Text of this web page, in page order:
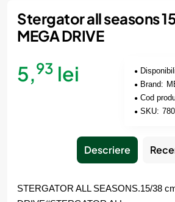
Stergator all seasons
MEGA DRIVE
5,93 lei
Brand:
Cod
SKU:
Descriere
STERGATOR ALL SEASONS.15/38